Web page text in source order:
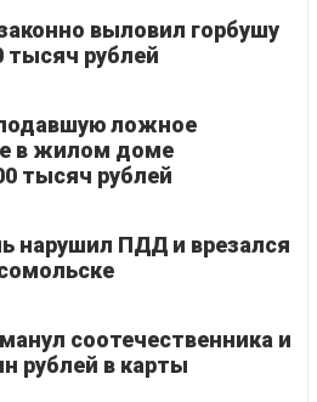
выловил горбушу
тысяч рублей
ложное
в жилом доме
тысяч рублей
нарушил ПДД и врезался
соотечественника и
рублей в карты